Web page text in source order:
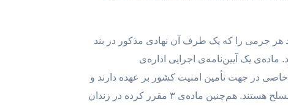
هر جرمی را که یک طرف آن نهادی مذکور در بند
یک آیین‌نامه‌ی اجرایی اداره‌ی
در جهت تأمین امنیت کشور بر عهده دارند و
شامل وزارت اطلاعات، اطلاعات سپاه پاسداران، اطلاعات نیروی انتظامی و سازمان حفاظت و اطلاعات نیروهای مسلح هستند. هم‌چنین ماده‌ی ۳ مقرر کرده در زندان